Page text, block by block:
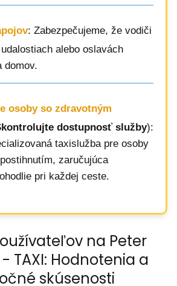
: Zabezpečujeme, že vodiči
alebo oslavách
domov.
osoby so zdravotným
dostupnosť služby):
taxislužba pre osoby
zaručujúca
pri každej ceste.
na Peter
TAXI: Hodnotenia a
skúsenosti